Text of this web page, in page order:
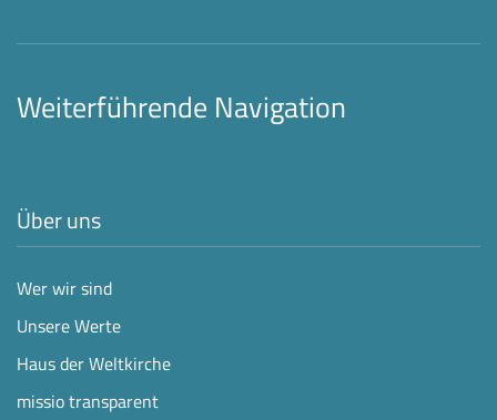
Weiterführende Navigation
Über uns
Wer wir sind
Unsere Werte
Haus der Weltkirche
missio transparent